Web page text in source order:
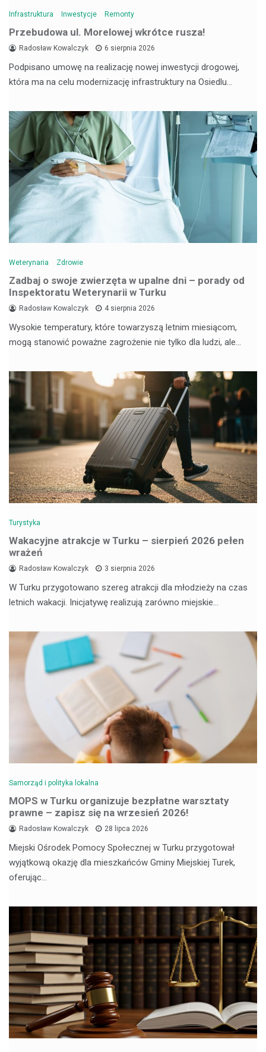
Infrastruktura Inwestycje Remonty
Przebudowa ul. Morelowej wkrótce rusza!
Radosław Kowalczyk 6 sierpnia 2026
Podpisano umowę na realizację nowej inwestycji drogowej,
która ma na celu modernizację infrastruktury na Osiedlu…
Weterynaria Zdrowie
Zadbaj o swoje zwierzęta w upalne dni – porady od
Inspektoratu Weterynarii w Turku
Radosław Kowalczyk 4 sierpnia 2026
Wysokie temperatury, które towarzyszą letnim miesiącom,
mogą stanowić poważne zagrożenie nie tylko dla ludzi, ale…
Turystyka
Wakacyjne atrakcje w Turku – sierpień 2026 pełen
wrażeń
Radosław Kowalczyk 3 sierpnia 2026
W Turku przygotowano szereg atrakcji dla młodzieży na czas
letnich wakacji. Inicjatywę realizują zarówno miejskie…
Samorząd i polityka lokalna
MOPS w Turku organizuje bezpłatne warsztaty
prawne – zapisz się na wrzesień 2026!
Radosław Kowalczyk 28 lipca 2026
Miejski Ośrodek Pomocy Społecznej w Turku przygotował
wyjątkową okazję dla mieszkańców Gminy Miejskiej Turek,
oferując…